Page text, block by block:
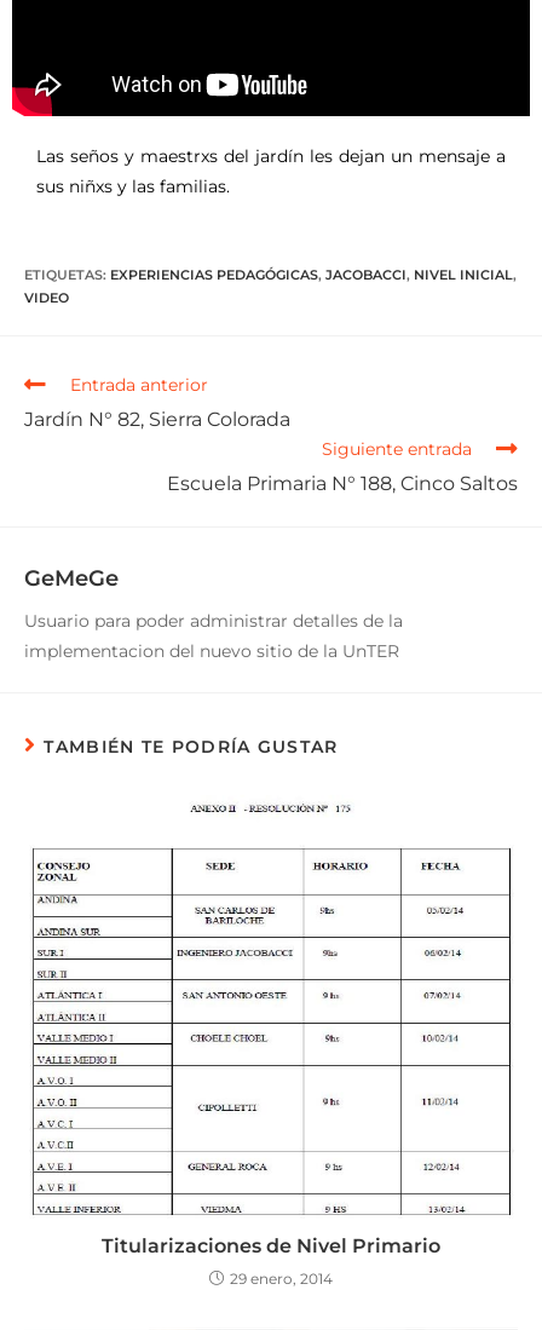
Las seños y maestrxs del jardín les dejan un mensaje a
sus niñxs y las familias.
ETIQUETAS: EXPERIENCIAS PEDAGÓGICAS, JACOBACCI, NIVEL INICIAL,
VIDEO
Entrada anterior
Jardín N° 82, Sierra Colorada
Siguiente entrada
Escuela Primaria N° 188, Cinco Saltos
GeMeGe
Usuario para poder administrar detalles de la
implementacion del nuevo sitio de la UnTER
TAMBIÉN TE PODRÍA GUSTAR
Titularizaciones de Nivel Primario
29 enero, 2014